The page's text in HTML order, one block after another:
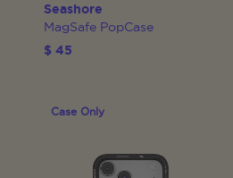
Seashore
MagSafe PopCase
$ 45
Case Only